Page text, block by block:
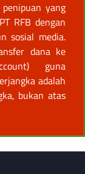
yang
RFB dengan
sosial media.
dana ke
guna
adalah
bukan atas